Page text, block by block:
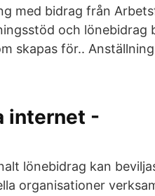
med bidrag från
och lönebidrag
skapas för..
internet -
lönebidrag kan
organisationer